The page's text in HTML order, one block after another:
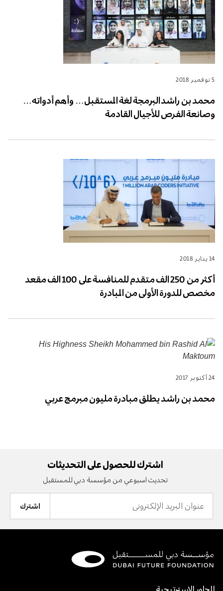
5 نوفمبر 2018
محمد بن راشد البرمجة لغة المستقبل… وأهم أدواته…
وصانعة الفرص للأجيال القادمة
14 يناير 2018
أكثر من 250 الف متقدم للمنافسة على 100 الف مقعد
مخصص للدورة الأولى من المبادرة
24 أكتوبر 2017
محمد بن راشد يطلق مبادرة مليون مبرمج عربي
اشترك للحصول على التحديثات
تحديث اسبوعي من مؤسسة دبي للمستقبل
البريد
الإلكتروني
المحاور الاسترتيجية